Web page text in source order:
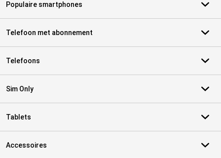
Populaire smartphones
Telefoon met abonnement
Telefoons
Sim Only
Tablets
Accessoires